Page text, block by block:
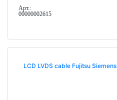
Арт.:
00000002615
LCD LVDS cable Fujitsu